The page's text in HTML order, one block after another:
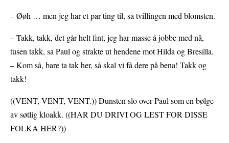
– Øøh … men jeg har et par ting til, sa tvillingen med blomsten.
– Takk, takk, det går helt fint, jeg har masse å jobbe med nå,
tusen takk, sa Paul og strakte ut hendene mot Hilda og Bresilla.
– Kom så, bare ta tak her, så skal vi få dere på bena! Takk og
takk!
((VENT, VENT, VENT.)) Dunsten slo over Paul som en bølge
av søtlig kloakk. ((HAR DU DRIVI OG LEST FOR DISSE
FOLKA HER?))